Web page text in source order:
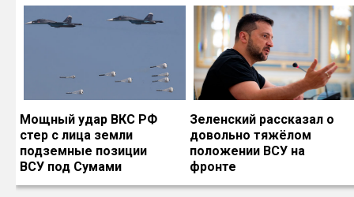
Мощный удар ВКС РФ
стер с лица земли
подземные позиции
ВСУ под Сумами
Зеленский рассказал о
довольно тяжёлом
положении ВСУ на
фронте